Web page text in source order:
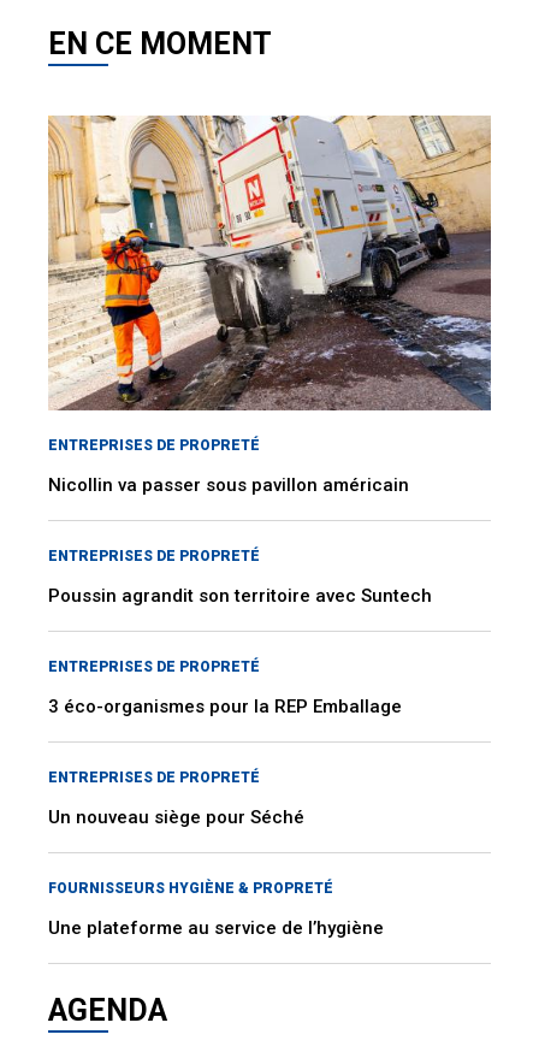
EN CE MOMENT
ENTREPRISES DE PROPRETÉ
Nicollin va passer sous pavillon américain
ENTREPRISES DE PROPRETÉ
Poussin agrandit son territoire avec Suntech
ENTREPRISES DE PROPRETÉ
3 éco-organismes pour la REP Emballage
ENTREPRISES DE PROPRETÉ
Un nouveau siège pour Séché
FOURNISSEURS HYGIÈNE & PROPRETÉ
Une plateforme au service de l’hygiène
AGENDA